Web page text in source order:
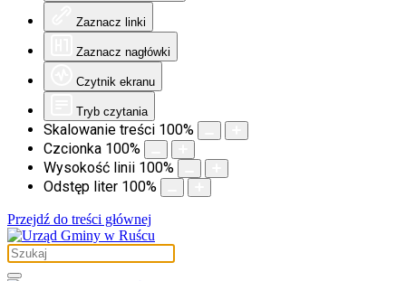
Zaznacz linki
Zaznacz nagłówki
Czytnik ekranu
Tryb czytania
Skalowanie treści 100%
Czcionka 100%
Wysokość linii 100%
Odstęp liter 100%
Przejdź do treści głównej